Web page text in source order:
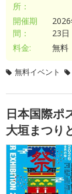
所：
開催期
間：
23日
料金:
無料
無料イベント
日本国際
大垣まつり